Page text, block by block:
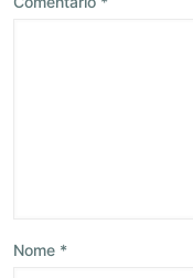
Nome *